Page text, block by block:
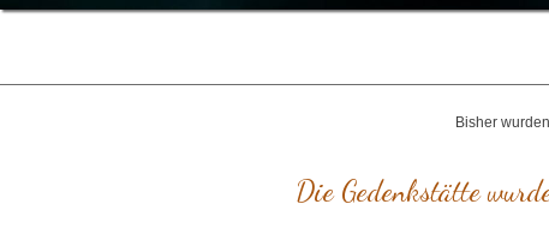
Bisher
Die Gedenkstätte